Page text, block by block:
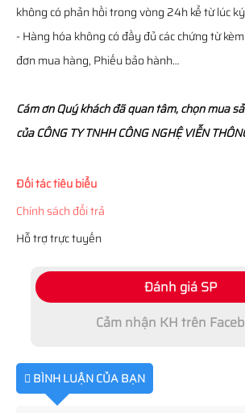
không có phản hồi trong vòng 24h kể từ lúc
- Hàng hóa không có đầy đủ các chứng từ
đơn mua hàng, Phiếu bảo hành…
Cám ơn Quý khách đã quan tâm, chọn mua
của CÔNG TY TNHH CÔNG NGHỆ VIỄN
Đối tác tiêu biểu
Chính sách đổi trả
Hỗ trợ trực tuyến
Đánh giá SP
Cảm nhận KH trên
BÌNH LUẬN CỦA BẠN